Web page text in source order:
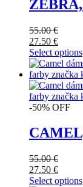
55.00€
27.50 €
Select options
-50% OFF
55.00€
27.50 €
Select options